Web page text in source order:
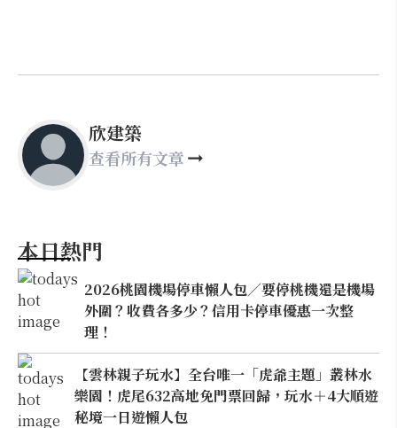
欣建築
查看所有文章
本日熱門
2026桃園機場停車懶人包／要停桃機還是機場
外圍？收費各多少？信用卡停車優惠一次整
理！
【雲林親子玩水】全台唯一「虎爺主題」叢林水
樂園！虎尾632高地免門票回歸，玩水＋4大順遊
秘境一日遊懶人包